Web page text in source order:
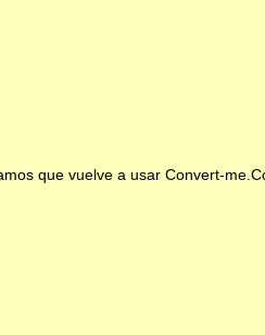
que vuelve a usar Convert-